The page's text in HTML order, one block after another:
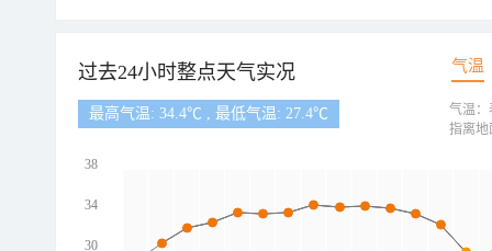
过去24小时整点天气实况 气温
最高气温: 34.4℃ , 最低气温: 27.4℃
38
34
30
气温：
指离地